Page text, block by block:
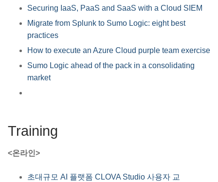
Securing IaaS, PaaS and SaaS with a Cloud SIEM
Migrate from Splunk to Sumo Logic: eight best
practices
How to execute an Azure Cloud purple team exercise
Sumo Logic ahead of the pack in a consolidating
market
Training
<온라인>
초대규모 AI 플랫폼 CLOVA Studio 사용자 교